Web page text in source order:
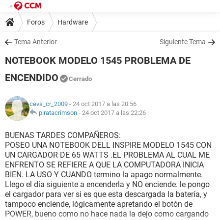
Foros Hardware
Tema Anterior Siguiente Tema
NOTEBOOK MODELO 1545 PROBLEMA DE
ENCENDIDO
Cerrado
cevs_cr_2009 - 24 oct 2017 a las 20:56
piratacrimson - 24 oct 2017 a las 22:26
BUENAS TARDES COMPAÑEROS:
POSEO UNA NOTEBOOK DELL INSPIRE MODELO 1545 CON
UN CARGADOR DE 65 WATTS .EL PROBLEMA AL CUAL ME
ENFRENTO SE REFIERE A QUE LA COMPUTADORA INICIA
BIEN. LA USO Y CUANDO termino la apago normalmente.
Llego el día siguiente a encenderla y NO enciende. le pongo
el cargador para ver si es que esta descargada la batería, y
tampoco enciende, lógicamente apretando el botón de
POWER, bueno como no hace nada la dejo como cargando